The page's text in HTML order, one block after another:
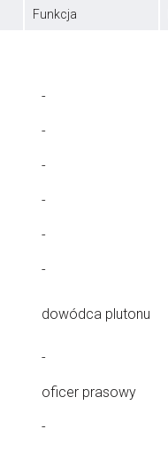
Funkcja
-
-
-
-
-
-
dowódca plutonu
-
oficer prasowy
-